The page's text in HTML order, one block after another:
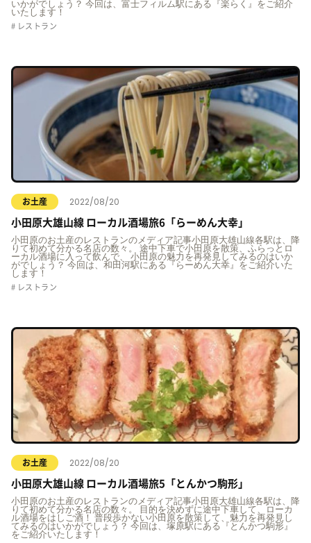
いかがでしょう？ 今回は、富士フィルム駅にある『楽らく』をご紹介
いたします！
レストラン
お土産 2022/08/20
小田原大雄山線 ローカル酒場旅6「らーめん大幸」
小田原のお土産のレストランのメディア記事小田原大雄山線各駅は、降
りて初めて分かる名店の数々。 途中下車で小田原を散策、ふらっとロ
ーカル酒場に入って飲んで、 小田原の魅力を再発見してみるのはいか
がでしょう？ 今回は、和田河駅にある『らーめん大幸』をご紹介いた
します！
レストラン
お土産 2022/08/20
小田原大雄山線 ローカル酒場旅5「とんかつ駒形」
小田原のお土産のレストランのメディア記事小田原大雄山線各駅は、降
りて初めて分かる名店の数々。 目的を決めずに途中下車して、ローカ
ル酒場をはしご酒！ 普段歩かない小田原を散策して、魅力を再発見し
てみるのはいかがでしょう？ 今回は、塚原駅にある『とんかつ駒形』
をご紹介いたします！